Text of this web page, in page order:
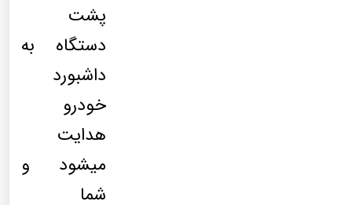
پشت
دستگاه به
داشبورد
خودرو
هدایت
میشود و
شما